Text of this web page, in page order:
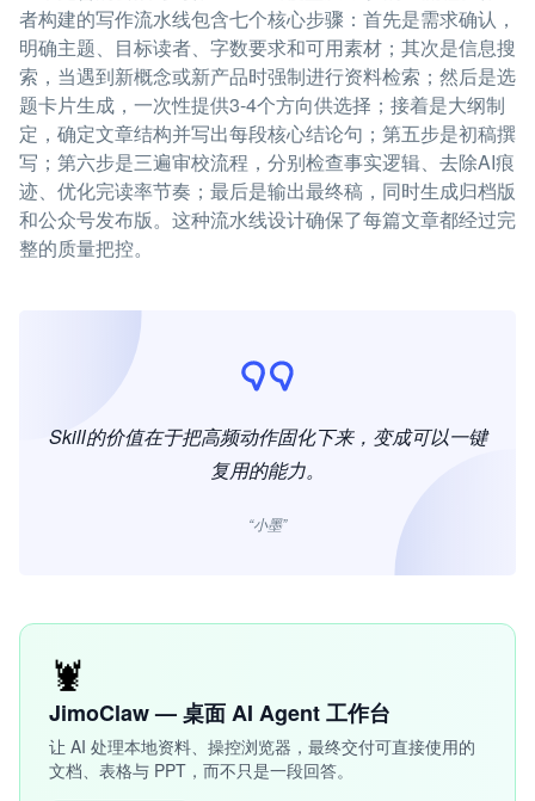
者构建的写作流水线包含七个核心步骤：首先是需求确认，
明确主题、目标读者、字数要求和可用素材；其次是信息搜
索，当遇到新概念或新产品时强制进行资料检索；然后是选
题卡片生成，一次性提供3-4个方向供选择；接着是大纲制
定，确定文章结构并写出每段核心结论句；第五步是初稿撰
写；第六步是三遍审校流程，分别检查事实逻辑、去除AI痕
迹、优化完读率节奏；最后是输出最终稿，同时生成归档版
和公众号发布版。这种流水线设计确保了每篇文章都经过完
整的质量把控。
Skill的价值在于把高频动作固化下来，变成可以一键
复用的能力。
“小墨”
🦞
JimoClaw — 桌面 AI Agent 工作台
让 AI 处理本地资料、操控浏览器，最终交付可直接使用的
文档、表格与 PPT，而不只是一段回答。